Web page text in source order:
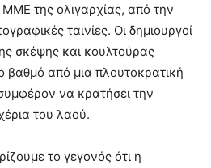
της ολιγαρχίας, από την
ταινίες. Οι δημιουργοί
σκέψης και κουλτούρας
βαθμό από μια πλουτοκρατική
να κρατήσει την
του λαού.
το γεγονός ότι η